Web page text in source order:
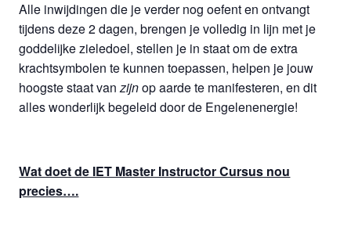
Alle inwijdingen die je verder nog oefent en ontvangt
tijdens deze 2 dagen, brengen je volledig in lijn met je
goddelijke zieledoel, stellen je in staat om de extra
krachtsymbolen te kunnen toepassen, helpen je jouw
hoogste staat vanzijnop aarde te manifesteren, en dit
alles wonderlijk begeleid door de Engelenenergie!
Wat doet de IET Master Instructor Cursus nou
precies….